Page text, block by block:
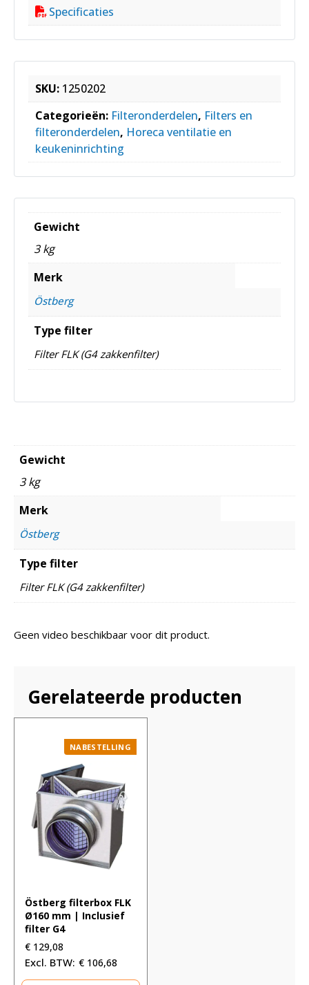
Specificaties
SKU: 1250202
Categorieën: Filteronderdelen, Filters en
filteronderdelen, Horeca ventilatie en
keukeninrichting
Gewicht
3 kg
Merk
Östberg
Type filter
Filter FLK (G4 zakkenfilter)
Gewicht
3 kg
Merk
Östberg
Type filter
Filter FLK (G4 zakkenfilter)
Geen video beschikbaar voor dit product.
Gerelateerde producten
NABESTELLING
Östberg filterbox FLK
Ø160 mm | Inclusief
filter G4
€ 129,08
€ 106,68